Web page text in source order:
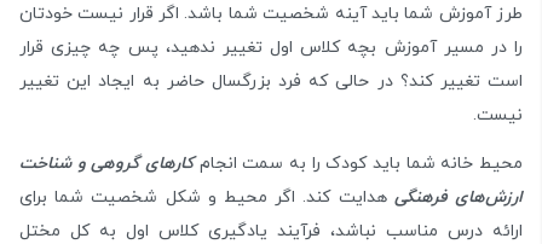
طرز آموزش شما باید آینه شخصیت شما باشد. اگر قرار نیست خودتان
را در مسیر آموزش بچه کلاس اول تغییر ندهید، پس چه چیزی قرار
است تغییر کند؟ در حالی که فرد بزرگسال حاضر به ایجاد این تغییر
نیست.
محیط خانه شما باید کودک را به سمت انجامکارهای گروهی و شناخت
ارزش‌های فرهنگی هدایت کند. اگر محیط و شکل شخصیت شما برای
ارائه درس مناسب نباشد، فرآیند یادگیری کلاس اول به کل مختل